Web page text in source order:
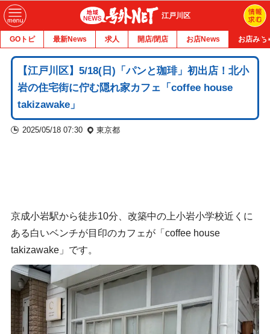
江戸川区
GOトピ 最新News 求人 開店/閉店 お店News お店みち
【江戸川区】5/18(日)「パンと珈琲」初出店！北小
岩の住宅街に佇む隠れ家カフェ「coffee house
takizawake」
2025/05/18 07:30 東京都
京成小岩駅から徒歩10分、改築中の上小岩小学校近くに
ある白いベンチが目印のカフェが「coffee house
takizawake」です。